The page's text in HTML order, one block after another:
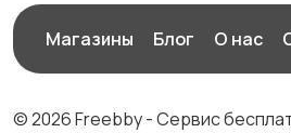
Магазины Блог О нас
© 2026 Freebby - Сервис